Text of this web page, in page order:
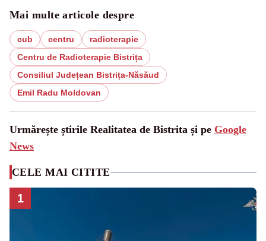
Mai multe articole despre
cub centru
radioterapie
Centru de Radioterapie Bistrița
Consiliul Județean Bistrița-Năsăud
Emil Radu Moldovan
Urmărește știrile Realitatea de Bistrita și pe Google
News
CELE MAI CITITE
1